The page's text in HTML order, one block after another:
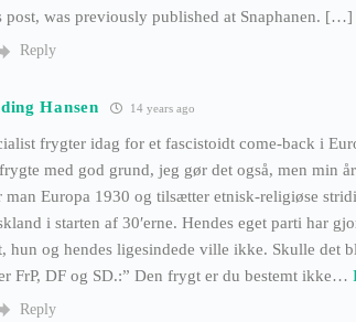
post, was previously published at Snaphanen. […]
Reply
Hansen 14 years ago
frygter idag for et fascistoidt come-back i
med god grund, jeg gør det også, men min
man Europa 1930 og tilsætter etnisk-religiøse
i starten af 30′erne. Hendes eget parti har
hun og hendes ligesindede ville ikke. Skulle det
FrP, DF og SD.:” Den frygt er du bestemt ikke…
Reply